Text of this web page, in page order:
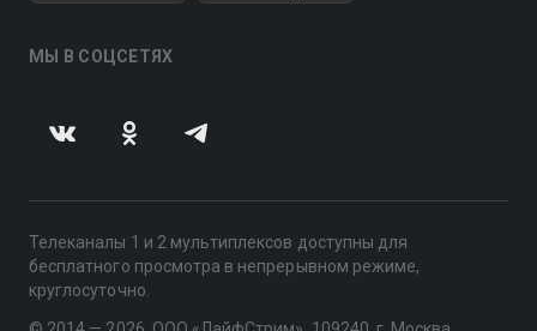
МЫ В СОЦСЕТЯХ
Телеканалы 1 и 2 мультиплексов доступны для
бесплатного просмотра в непрерывном режиме,
круглосуточно.